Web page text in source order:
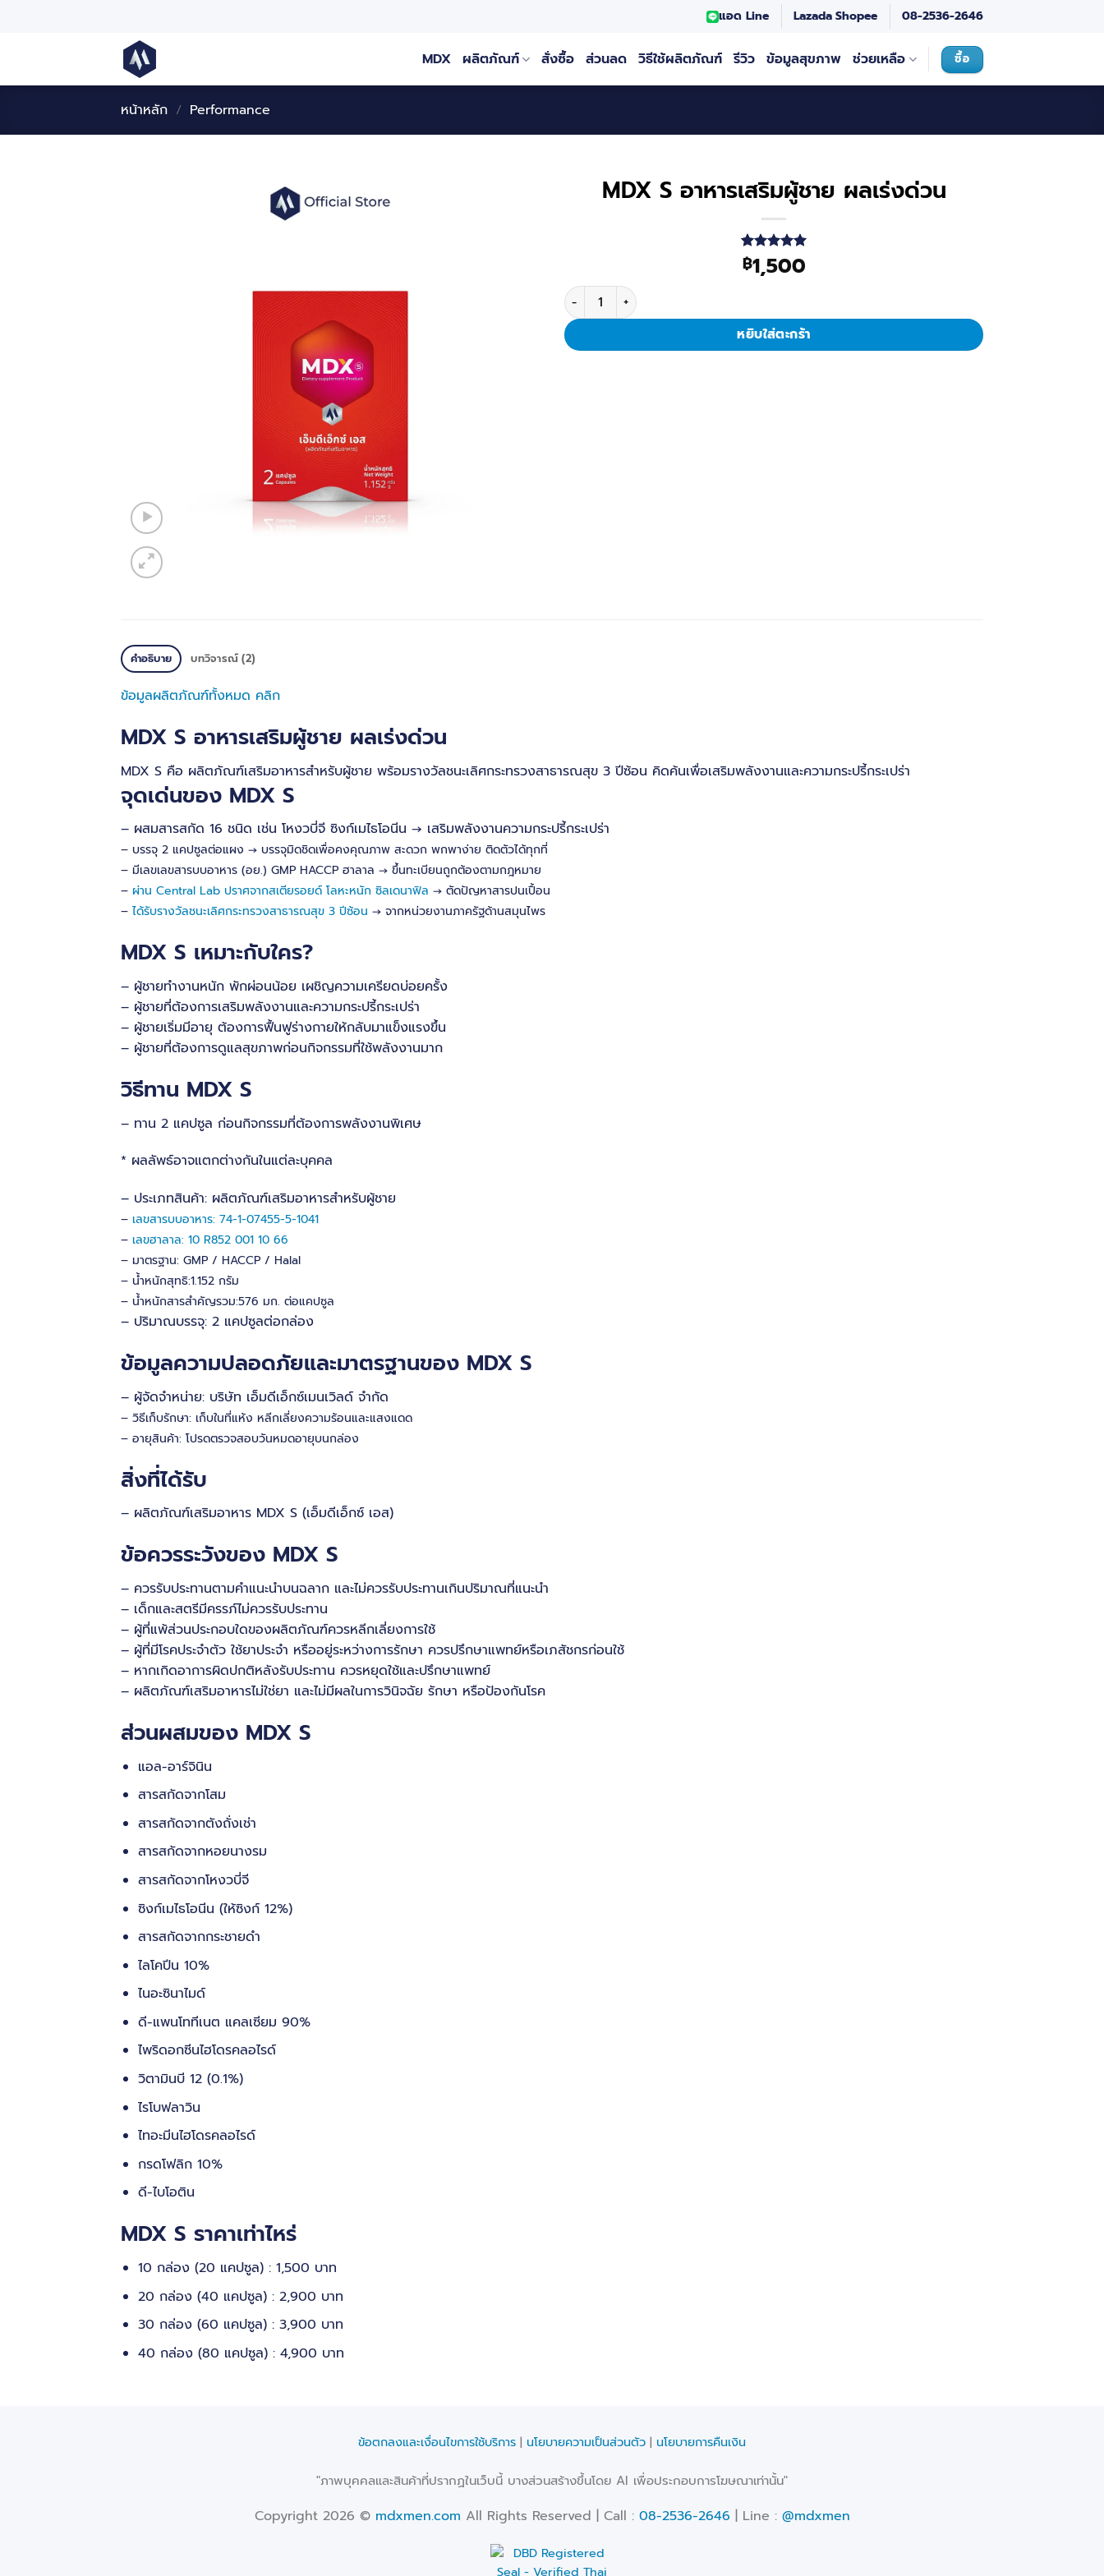
แอด Line LazadaShopee 08-2536-2646
MDX ผลิตภัณฑ์ สั่งซื้อ ส่วนลด วิธีใช้ผลิตภัณฑ์ รีวิว ข้อมูลสุขภาพ ช่วยเหลือ ซื้อ
หน้าหลัก / Performance
MDX S อาหารเสริมผู้ชาย ผลเร่งด่วน
ให้คะแนน
5จาก 5
2
ของลูกค้า
฿1,500
หยิบใส่ตะกร้า
คำอธิบาย บทวิจารณ์ (2)
ข้อมูลผลิตภัณฑ์ทั้งหมด คลิก
MDX S อาหารเสริมผู้ชาย ผลเร่งด่วน
MDX S คือ ผลิตภัณฑ์เสริมอาหารสำหรับผู้ชาย พร้อมรางวัลชนะเลิศกระทรวงสาธารณสุข 3 ปีซ้อน คิดค้นเพื่อเสริมพลังงานและความกระปรี้กระเปร่า
จุดเด่นของ MDX S
– ผสมสารสกัด 16 ชนิด เช่น โหงวบี่จี ซิงก์เมไธโอนีน → เสริมพลังงานความกระปรี้กระเปร่า
– บรรจุ 2 แคปซูลต่อแผง → บรรจุมิดชิดเพื่อคงคุณภาพ สะดวก พกพาง่าย ติดตัวได้ทุกที่
– มีเลขเลขสารบบอาหาร (อย.) GMP HACCP ฮาลาล → ขึ้นทะเบียนถูกต้องตามกฎหมาย
– ผ่าน Central Lab ปราศจากสเตียรอยด์ โลหะหนัก ซิลเดนาฟิล → ตัดปัญหาสารปนเปื้อน
– ได้รับรางวัลชนะเลิศกระทรวงสาธารณสุข 3 ปีซ้อน → จากหน่วยงานภาครัฐด้านสมุนไพร
MDX S เหมาะกับใคร?
– ผู้ชายทำงานหนัก พักผ่อนน้อย เผชิญความเครียดบ่อยครั้ง
– ผู้ชายที่ต้องการเสริมพลังงานและความกระปรี้กระเปร่า
– ผู้ชายเริ่มมีอายุ ต้องการฟื้นฟูร่างกายให้กลับมาแข็งแรงขึ้น
– ผู้ชายที่ต้องการดูแลสุขภาพก่อนกิจกรรมที่ใช้พลังงานมาก
วิธีทาน MDX S
– ทาน 2 แคปซูล ก่อนกิจกรรมที่ต้องการพลังงานพิเศษ
* ผลลัพธ์อาจแตกต่างกันในแต่ละบุคคล
– ประเภทสินค้า: ผลิตภัณฑ์เสริมอาหารสำหรับผู้ชาย
– เลขสารบบอาหาร: 74-1-07455-5-1041
– เลขฮาลาล: 10 R852 001 10 66
– มาตรฐาน: GMP / HACCP / Halal
– น้ำหนักสุทธิ:1.152 กรัม
– น้ำหนักสารสำคัญรวม:576 มก. ต่อแคปซูล
– ปริมาณบรรจุ: 2 แคปซูลต่อกล่อง
ข้อมูลความปลอดภัยและมาตรฐานของ MDX S
– ผู้จัดจำหน่าย: บริษัท เอ็มดีเอ็กซ์เมนเวิลด์ จำกัด
– วิธีเก็บรักษา: เก็บในที่แห้ง หลีกเลี่ยงความร้อนและแสงแดด
– อายุสินค้า: โปรดตรวจสอบวันหมดอายุบนกล่อง
สิ่งที่ได้รับ
– ผลิตภัณฑ์เสริมอาหาร MDX S (เอ็มดีเอ็กซ์ เอส)
ข้อควรระวังของ MDX S
– ควรรับประทานตามคำแนะนำบนฉลาก และไม่ควรรับประทานเกินปริมาณที่แนะนำ
– เด็กและสตรีมีครรภ์ไม่ควรรับประทาน
– ผู้ที่แพ้ส่วนประกอบใดของผลิตภัณฑ์ควรหลีกเลี่ยงการใช้
– ผู้ที่มีโรคประจำตัว ใช้ยาประจำ หรืออยู่ระหว่างการรักษา ควรปรึกษาแพทย์หรือเภสัชกรก่อนใช้
– หากเกิดอาการผิดปกติหลังรับประทาน ควรหยุดใช้และปรึกษาแพทย์
– ผลิตภัณฑ์เสริมอาหารไม่ใช่ยา และไม่มีผลในการวินิจฉัย รักษา หรือป้องกันโรค
ส่วนผสมของ MDX S
แอล-อาร์จินิน
สารสกัดจากโสม
สารสกัดจากตังถั่งเช่า
สารสกัดจากหอยนางรม
สารสกัดจากโหงวบี่จี
ซิงก์เมไธโอนีน (ให้ซิงก์ 12%)
สารสกัดจากกระชายดำ
ไลโคปีน 10%
ไนอะซินาไมด์
ดี-แพนโททีเนต แคลเซียม 90%
ไพริดอกซีนไฮโดรคลอไรด์
วิตามินบี 12 (0.1%)
ไรโบฟลาวิน
ไทอะมีนไฮโดรคลอไรด์
กรดโฟลิก 10%
ดี-ไบโอติน
MDX S ราคาเท่าไหร่
10 กล่อง (20 แคปซูล) : 1,500 บาท
20 กล่อง (40 แคปซูล) : 2,900 บาท
30 กล่อง (60 แคปซูล) : 3,900 บาท
40 กล่อง (80 แคปซูล) : 4,900 บาท
ข้อตกลงและเงื่อนไขการใช้บริการ | นโยบายความเป็นส่วนตัว | นโยบายการคืนเงิน
"ภาพบุคคลและสินค้าที่ปรากฏในเว็บนี้ บางส่วนสร้างขึ้นโดย AI เพื่อประกอบการโฆษณาเท่านั้น"
Copyright 2026 © mdxmen.com All Rights Reserved | Call : 08-2536-2646 | Line : @mdxmen